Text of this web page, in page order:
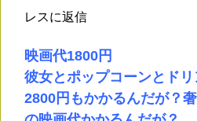
レスに返信
映画代1800円
彼女とポップコーンとドリ
2800円もかかるんだが？